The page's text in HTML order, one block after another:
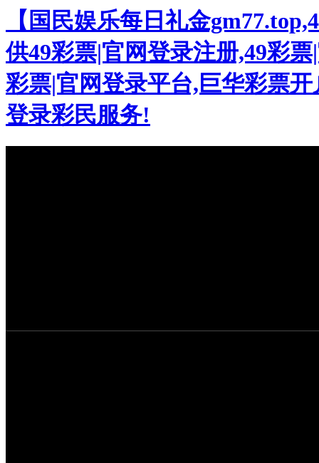
【国民娱乐每日礼金
供49彩票|官网登录注册,49彩
彩票|官网登录平台,巨华彩票
登录彩民服务!